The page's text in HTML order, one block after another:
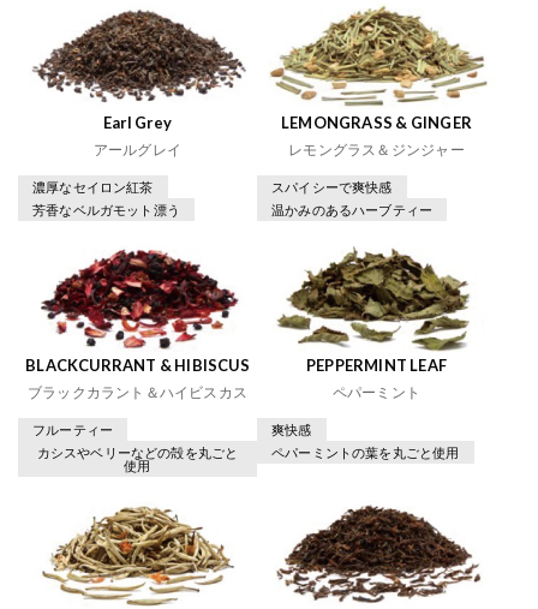
Earl Grey
アールグレイ
濃厚なセイロン紅茶
芳香なベルガモット漂う
LEMONGRASS & GINGER
レモングラス＆ジンジャー
スパイシーで爽快感
温かみのあるハーブティー
BLACKCURRANT & HIBISCUS
ブラックカラント＆ハイビスカス
フルーティー
カシスやベリーなどの殻を丸ごと
使用
PEPPERMINT LEAF
ペパーミント
爽快感
ペパーミントの葉を丸ごと使用